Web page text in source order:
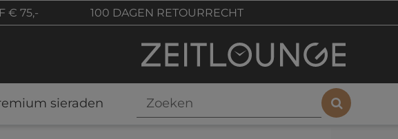
€ 75,- 100 DAGEN RETOURRECHT
sieraden